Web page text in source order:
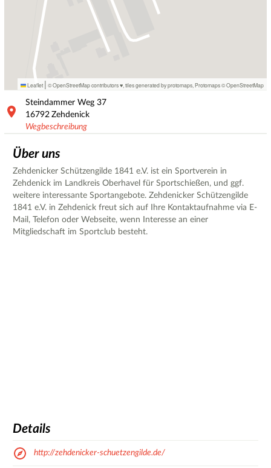
Leaflet | © OpenStreetMap contributors ♥, tiles generated by protomaps Protomaps©OpenStreetMap
Steindammer Weg 37
16792 Zehdenick
Wegbeschreibung
Über uns
Zehdenicker Schützengilde 1841 e.V. ist ein Sportverein in
Zehdenick im Landkreis Oberhavel für Sportschießen, und ggf.
weitere interessante Sportangebote. Zehdenicker Schützengilde
1841 e.V. in Zehdenick freut sich auf Ihre Kontaktaufnahme via E-
Mail, Telefon oder Webseite, wenn Interesse an einer
Mitgliedschaft im Sportclub besteht.
Details
http://zehdenicker-schuetzengilde.de/